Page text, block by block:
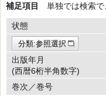
補足項目 単独では検索で
状態
分類:参照選択
出版年月
(西暦6桁半角数字)
巻次／巻号